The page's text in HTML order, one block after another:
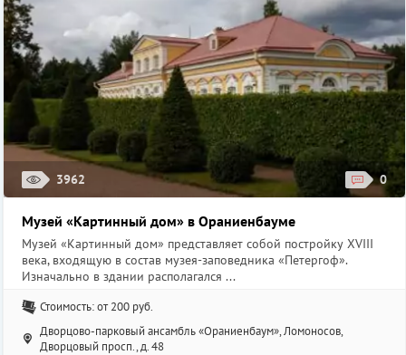
3962 0
Музей «Картинный дом» в Ораниенбауме
Музей «Картинный дом» представляет собой постройку XVIII
века, входящую в состав музея-заповедника «Петергоф».
Изначально в здании располагался ...
Стоимость: от 200 руб.
Дворцово-парковый ансамбль «Ораниенбаум», Ломоносов,
Дворцовый просп., д. 48